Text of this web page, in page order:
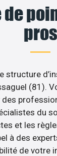
pros
structure
(81).
des
du
et les
à des
de votre